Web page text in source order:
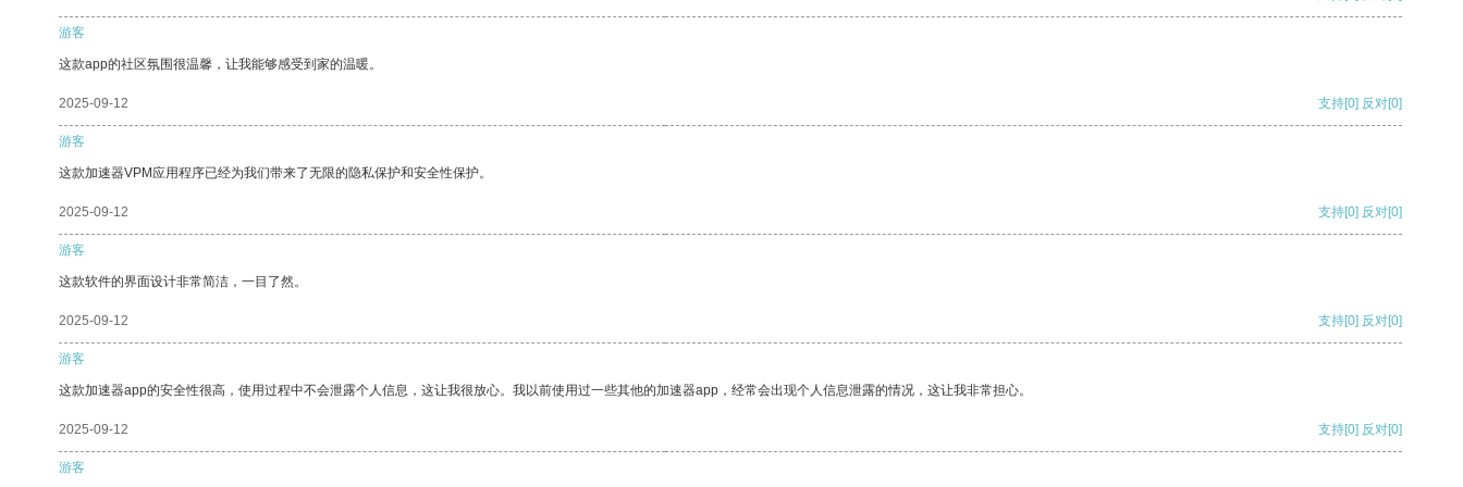
游客
这款app的社区氛围很温馨，让我能够感受到家的温暖。
2025-09-12 支持[0] 反对[0]
游客
这款加速器VPM应用程序已经为我们带来了无限的隐私保护和安全性保护。
2025-09-12 支持[0] 反对[0]
游客
这款软件的界面设计非常简洁，一目了然。
2025-09-12 支持[0] 反对[0]
游客
这款加速器app的安全性很高，使用过程中不会泄露个人信息，这让我很放心。我以前使用过一些其他的加速器app，经常会出现个人信息泄露的情况，这让我非常担心。
2025-09-12 支持[0] 反对[0]
游客